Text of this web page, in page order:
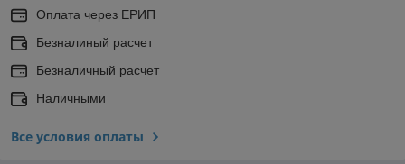
Оплата через ЕРИП
Безналиный расчет
Безналичный расчет
Наличными
Все условия оплаты